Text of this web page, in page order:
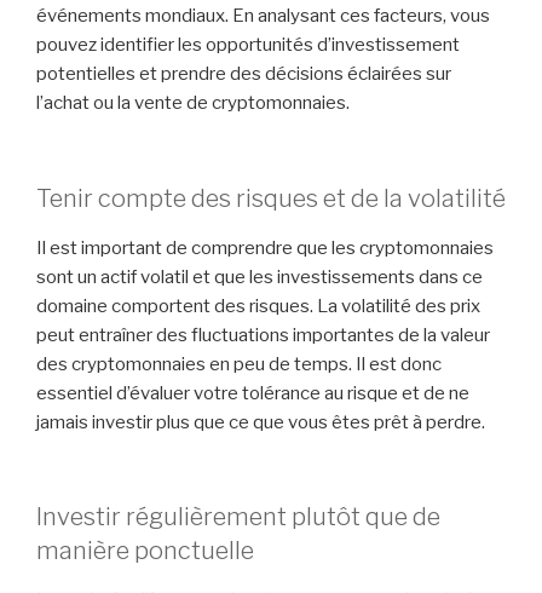
événements mondiaux. En analysant ces facteurs, vous
pouvez identifier les opportunités d’investissement
potentielles et prendre des décisions éclairées sur
l’achat ou la vente de cryptomonnaies.
Tenir compte des risques et de la volatilité
Il est important de comprendre que les cryptomonnaies
sont un actif volatil et que les investissements dans ce
domaine comportent des risques. La volatilité des prix
peut entraîner des fluctuations importantes de la valeur
des cryptomonnaies en peu de temps. Il est donc
essentiel d’évaluer votre tolérance au risque et de ne
jamais investir plus que ce que vous êtes prêt à perdre.
Investir régulièrement plutôt que de
manière ponctuelle